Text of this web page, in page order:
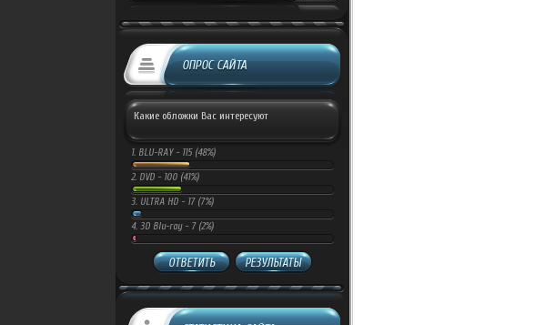
ОПРОС САЙТА
Какие обложки Вас интересуют
1. BLU-RAY - 115 (48%)
2. DVD - 100 (41%)
3. ULTRA HD - 17 (7%)
4. 3D Blu-ray - 7 (2%)
ОТВЕТИТЬ РЕЗУЛЬТАТЫ